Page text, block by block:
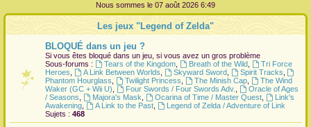
c
Nous sommes le 07 août 2026 6:49
Les jeux "Legend of Zelda"
BLOQUÉ dans un jeu ?
Si vous êtes bloqué dans un jeu, si vous avez un gros problème
Sous-forums :
Tears of the Kingdom, Breath of the Wild,
Tri Force
Heroes
A Link Between Worlds Skyward Sword, Spirit Tracks
Phantom Hourglass
Twilight Princess The Minish Cap,
The Wind
Waker (GC + Wii U)
Four Swords / Four Swords Adv.
Oracle of Ages
/ Seasons
Majora's Mask Ocarina of Time / Master Quest,
Link's
Awakening
A Link to the Past,
Legend of Zelda / Adventure of Link
Sujets : 468